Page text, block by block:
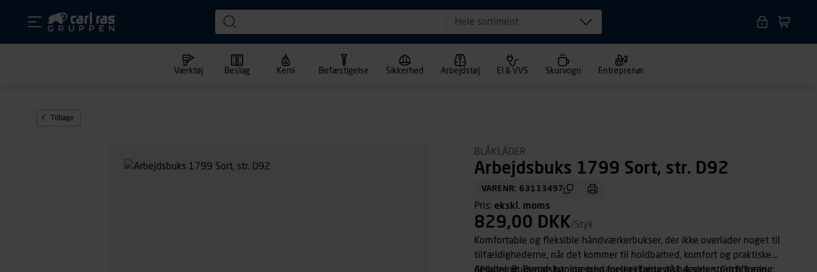
Hele sortiment
Værktøj Beslag Kemi Befæstigelse Sikkerhed Arbejdstøj El & VVS Skurvogn Entreprenør
Tilbage
BLÅKLÄDER
Arbejdsbuks 1799 Sort, str. D92
VARENR: 63113497
Pris: ekskl. moms
829,00 DKK/Styk
Komfortable og fleksible håndværkerbukser, der ikke overlader noget til
tilfældighederne, når det kommer til holdbarhed, komfort og praktiske
detaljer. Bukserne har stretchpaneler i fantastisk 4-vejs stretch foran,
Afslutning: Benafslutning med forstærkning på bagsiden. Certificering: